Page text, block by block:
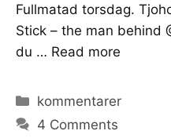
Fullmatad torsdag.
Stick – the man behind
du … Read more
Categories
kommentarer
4 Comments